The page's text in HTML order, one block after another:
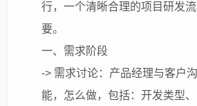
行，一个清晰合理的项目研发
要。
一、需求阶段
-> 需求讨论：产品经理与客户
能，怎么做，包括：开发类型